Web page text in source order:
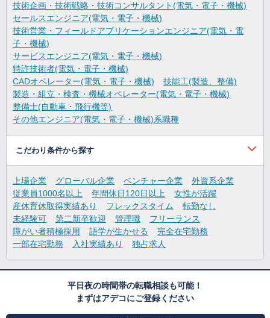
技術企画・技術戦略・技術コンサルタント(電気・電子・機械)
セールスエンジニア(電気・電子・機械)
技術営業・フィールドアプリケーションエンジニア(電気・電
子・機械)
サービスエンジニア(電気・電子・機械)
特許技術者(電気・電子・機械)
CADオペレーター(電気・電子・機械)
技能工(製造、整備)
製造・組立・検査・機械オペレーター(電気・電子・機械)
整備士(自動車・飛行機等)
その他エンジニア(電気・電子・機械)系職種
こだわり条件から探す
上場企業 グローバル企業 ベンチャー企業
外資系企業
従業員1000名以上
年間休日120日以上
女性が活躍
産休育休取得実績あり
フレックスタイム
転勤なし
未経験可
第二新卒歓迎 管理職
フリーランス
障がい者積極採用
語学が生かせる
完全在宅勤務
一部在宅勤務
入社実績あり 独占求人
平日夜の時間帯の転職相談も可能！
まずはアデコにご登録ください